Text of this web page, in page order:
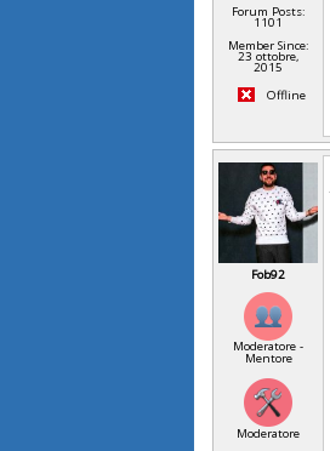
Forum Posts:
1101
Member Since:
23 ottobre,
2015
Offline
Fob92
Moderatore -
Mentore
Moderatore